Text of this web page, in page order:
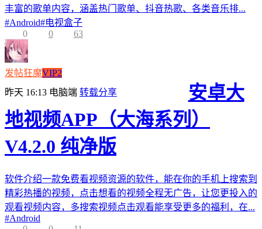
丰富的歌单内容，涵盖热门歌单、抖音热歌、各类音乐排...
#Android#电视盒子
0
0 63
发帖狂魔VIP2
昨天 16:13 电脑端 转载分享
安卓大
地视频APP（大海系列）
V4.2.0 纯净版
软件介绍一款免费看视频资源的软件，能在你的手机上搜索到
精彩热播的视频，点击想看的视频全程无广告，让您更投入的
观看视频内容，多搜索视频点击观看能享受更多的福利，在...
#Android